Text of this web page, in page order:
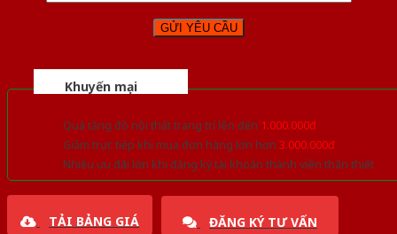
Khuyến mại
Quà tặng đồ nội thất trang trí lên đến 1.000.000đ
Giảm trực tiếp khi mua đơn hàng lớn hơn 3.000.000đ
Nhiều ưu đãi lớn khi đăng ký tài khoản thành viên thân thiết
TẢI BẢNG GIÁ ĐĂNG KÝ TƯ VẤN